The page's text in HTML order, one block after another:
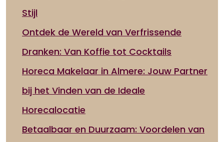
Stijl
Ontdek de Wereld van Verfrissende
Dranken: Van Koffie tot Cocktails
Horeca Makelaar in Almere: Jouw Partner
bij het Vinden van de Ideale
Horecalocatie
Betaalbaar en Duurzaam: Voordelen van